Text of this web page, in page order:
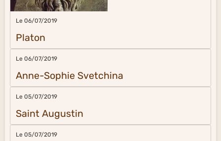
Le 06/07/2019
Platon
Le 06/07/2019
Anne-Sophie Svetchina
Le 05/07/2019
Saint Augustin
Le 05/07/2019